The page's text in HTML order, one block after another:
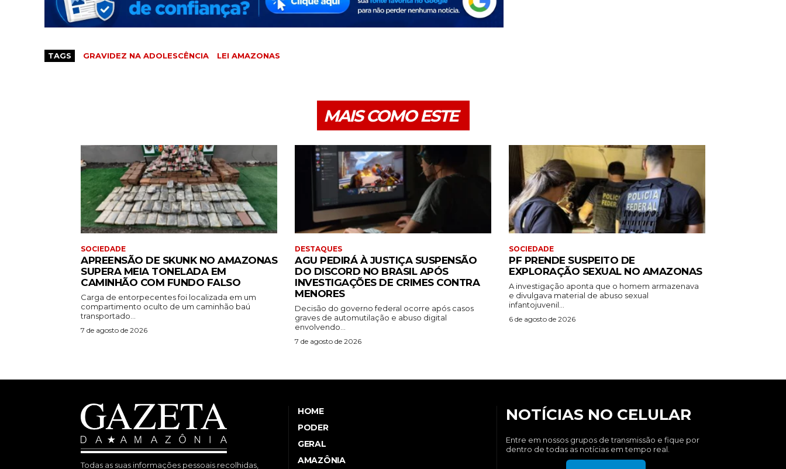
TAGS GRAVIDEZ NA ADOLESCÊNCIA LEI AMAZONAS
MAIS COMO ESTE
SOCIEDADE
APREENSÃO DE SKUNK NO AMAZONAS
SUPERA MEIA TONELADA EM
CAMINHÃO COM FUNDO FALSO
Carga de entorpecentes foi localizada em um
compartimento oculto de um caminhão baú
transportado...
7 de agosto de 2026
DESTAQUES
AGU PEDIRÁ À JUSTIÇA SUSPENSÃO
DO DISCORD NO BRASIL APÓS
INVESTIGAÇÕES DE CRIMES CONTRA
MENORES
Decisão do governo federal ocorre após casos
graves de automutilação e abuso digital
envolvendo...
7 de agosto de 2026
SOCIEDADE
PF PRENDE SUSPEITO DE
EXPLORAÇÃO SEXUAL NO AMAZONAS
A investigação aponta que o homem armazenava
e divulgava material de abuso sexual
infantojuvenil...
6 de agosto de 2026
Todas as suas informações pessoais recolhidas,
HOME
PODER
GERAL
AMAZÔNIA
NOTÍCIAS NO CELULAR
Entre em nossos grupos de transmissão e fique por
dentro de todas as notícias em tempo real.